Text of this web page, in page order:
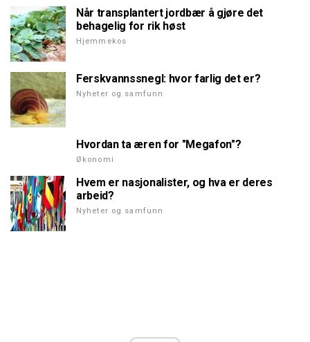
Når transplantert jordbær å gjøre det
behagelig for rik høst
Hjemmekos
Ferskvannssnegl: hvor farlig det er?
Nyheter og samfunn
Hvordan ta æren for "Megafon"?
Økonomi
Hvem er nasjonalister, og hva er deres
arbeid?
Nyheter og samfunn